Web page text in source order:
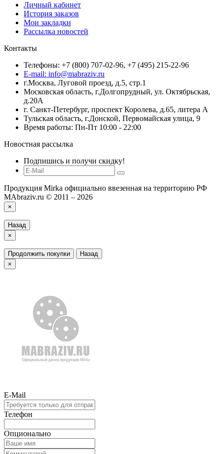
Личный кабинет
История заказов
Мои закладки
Рассылка новостей
Контакты
Телефоны: +7 (800) 707-02-96, +7 (495) 215-22-96
E-mail: info@mabraziv.ru
г.Москва, Луговой проезд, д.5, стр.1
Московская область, г.Долгопрудный, ул. Октябрьская,
д.20А
г. Санкт-Петербург, проспект Королева, д.65, литера А
Тульская область, г.Донской, Первомайская улица, 9
Время работы: Пн-Пт 10:00 - 22:00
Новостная рассылка
Подпишись и получи скидку!
Продукция Mirka официально ввезенная на территорию РФ
MAbraziv.ru © 2011 – 2026
×
Назад
×
Продолжить покупки
Назад
×
E-Mail
Телефон
Опционально